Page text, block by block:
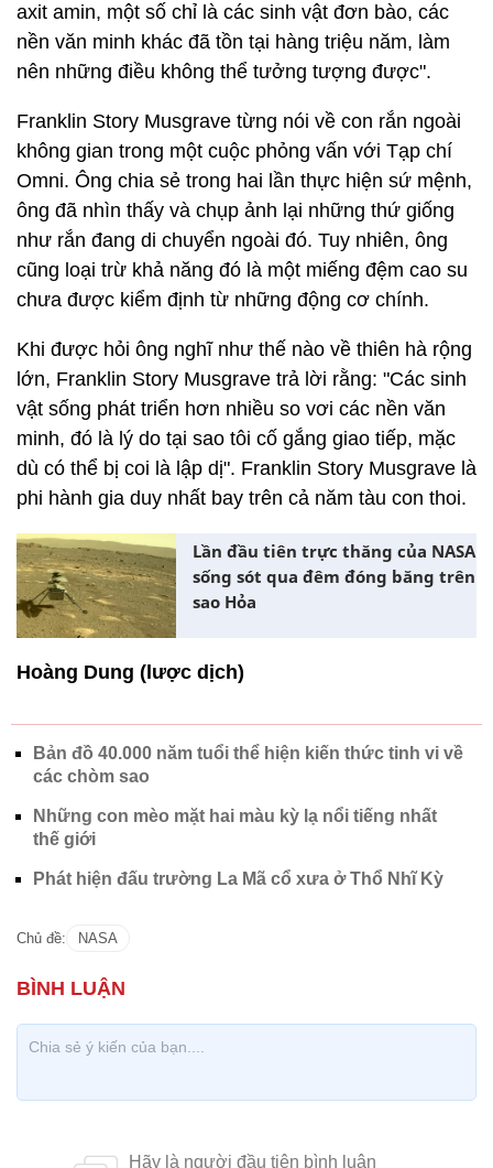
axit amin, một số chỉ là các sinh vật đơn bào, các
nền văn minh khác đã tồn tại hàng triệu năm, làm
nên những điều không thể tưởng tượng được".
Franklin Story Musgrave từng nói về con rắn ngoài
không gian trong một cuộc phỏng vấn với Tạp chí
Omni. Ông chia sẻ trong hai lần thực hiện sứ mệnh,
ông đã nhìn thấy và chụp ảnh lại những thứ giống
như rắn đang di chuyển ngoài đó. Tuy nhiên, ông
cũng loại trừ khả năng đó là một miếng đệm cao su
chưa được kiểm định từ những động cơ chính.
Khi được hỏi ông nghĩ như thế nào về thiên hà rộng
lớn, Franklin Story Musgrave trả lời rằng: "Các sinh
vật sống phát triển hơn nhiều so vơi các nền văn
minh, đó là lý do tại sao tôi cố gắng giao tiếp, mặc
dù có thể bị coi là lập dị". Franklin Story Musgrave là
phi hành gia duy nhất bay trên cả năm tàu con thoi.
Lần đầu tiên trực thăng của NASA
sống sót qua đêm đóng băng trên
sao Hỏa
Hoàng Dung (lược dịch)
Bản đồ 40.000 năm tuổi thể hiện kiến thức tinh vi về
các chòm sao
Những con mèo mặt hai màu kỳ lạ nổi tiếng nhất
thế giới
Phát hiện đấu trường La Mã cổ xưa ở Thổ Nhĩ Kỳ
Chủ đề: NASA